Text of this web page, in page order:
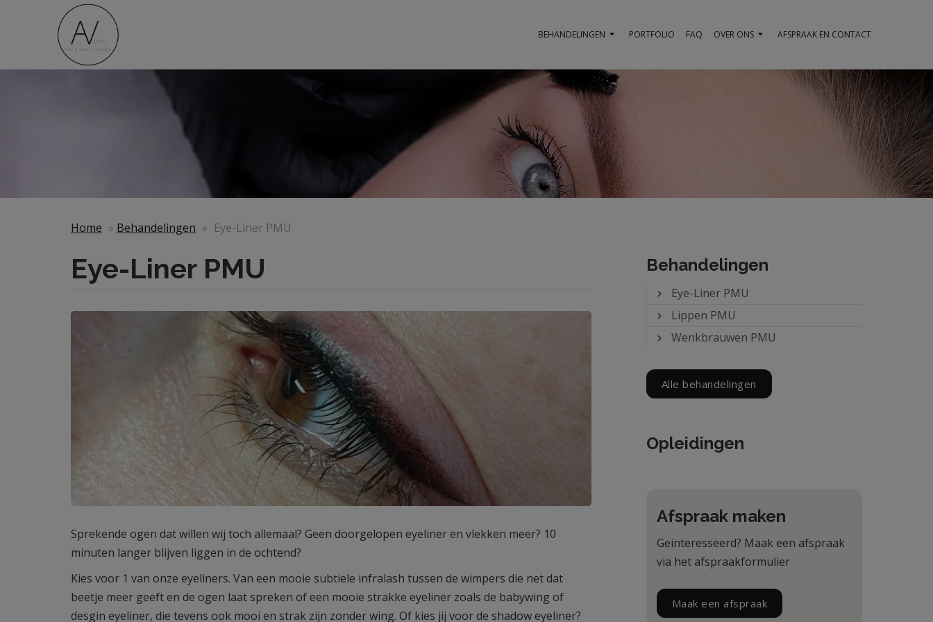
BEHANDELINGEN PORTFOLIO FAQ OVER ONS AFSPRAAK EN CONTACT
Home » Behandelingen » Eye-Liner PMU
Eye-Liner PMU
Sprekende ogen dat willen wij toch allemaal? Geen doorgelopen eyeliner en vlekken meer? 10
minuten langer blijven liggen in de ochtend?
Kies voor 1 van onze eyeliners. Van een mooie subtiele infralash tussen de wimpers die net dat
beetje meer geeft en de ogen laat spreken of een mooie strakke eyeliner zoals de babywing of
desgin eyeliner, die tevens ook mooi en strak zijn zonder wing. Of kies jij voor de shadow eyeliner?
Behandelingen
Eye-Liner PMU
Lippen PMU
Wenkbrauwen PMU
Alle behandelingen
Opleidingen
Afspraak maken
Geinteresseerd? Maak een afspraak
via het afspraakformulier
Maak een afspraak